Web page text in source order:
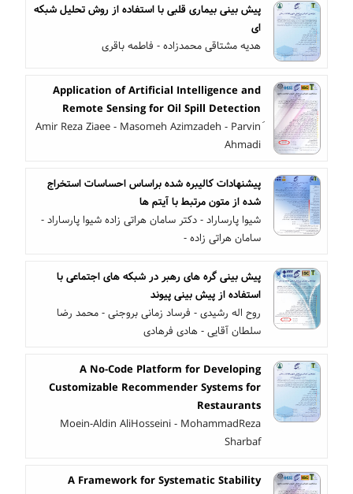
پیش بینی بیماری قلبی با استفاده از روش تحلیل شبکه
ای
هدیه مشتاقی محمدزاده - فاطمه باقری
Application of Artificial Intelligence and
Remote Sensing for Oil Spill Detection
َAmir Reza Ziaee - Masomeh Azimzadeh - Parvin
Ahmadi
پیشنهادات کالیبره شده براساس احساسات استخراج
شده از متون مرتبط با آیتم ها
شیوا پارساراد - دکتر سامان هراتی زاده شیوا پارساراد -
سامان هراتی زاده -
پیش بینی گره های رهبر در شبکه های اجتماعی با
استفاده از پیش بینی پیوند
روح اله رشیدی - فرساد زمانی بروجنی - محمد رضا
سلطان آقایی - هادی فرهادی
A No-Code Platform for Developing
Customizable Recommender Systems for
Restaurants
Moein-Aldin AliHosseini - MohammadReza
Sharbaf
A Framework for Systematic Stability